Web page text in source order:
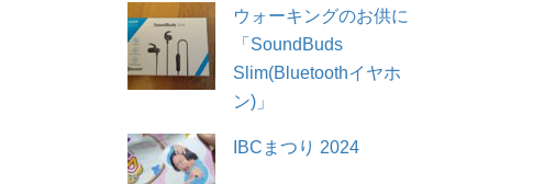
ウォーキングのお供に
「SoundBuds
Slim(Bluetoothイヤホ
ン)」
IBCまつり 2024